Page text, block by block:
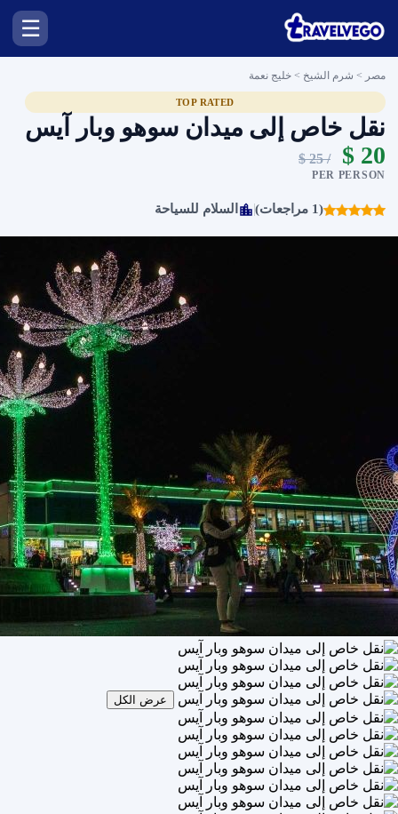
☰
مصر > شرم الشيخ > خليج نعمة
TOP RATED
نقل خاص إلى ميدان سوهو وبار آيس
20 $
/ 25 $
PER PERSON
(1 مراجعات) السلام للسياحة
عرض الكل